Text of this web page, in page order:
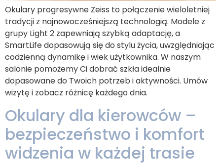
Okulary progresywne Zeiss to połączenie wieloletniej
tradycji z najnowocześniejszą technologią. Modele z
grupy Light 2 zapewniają szybką adaptację, a
SmartLife dopasowują się do stylu życia, uwzględniając
codzienną dynamikę i wiek użytkownika. W naszym
salonie pomożemy Ci dobrać szkła idealnie
dopasowane do Twoich potrzeb i aktywności. Umów
wizytę i zobacz różnicę każdego dnia.
Okulary dla kierowców –
bezpieczeństwo i komfort
widzenia w każdej trasie